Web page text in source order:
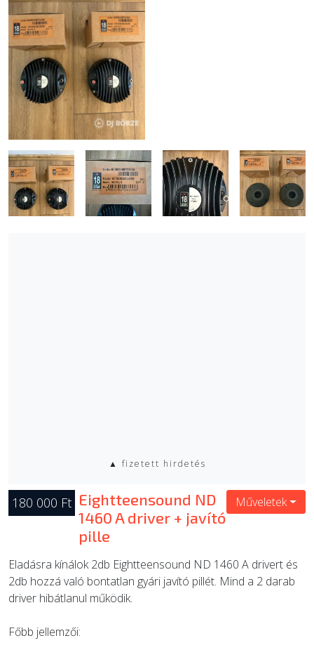
ÚJ TERMÉKEK
▲ fizetett hirdetés
180 000 Ft Eightteensound ND
1460 A driver + javító
pille
Műveletek
Eladásra kínálok 2db Eightteensound ND 1460 A drivert és
2db hozzá való bontatlan gyári javító pillét. Mind a 2 darab
driver hibátlanul működik.
Főbb jellemzői: